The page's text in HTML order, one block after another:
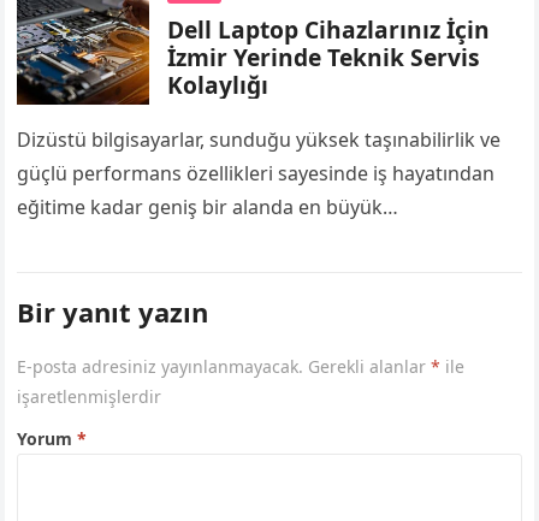
Dell Laptop Cihazlarınız İçin
İzmir Yerinde Teknik Servis
Kolaylığı
Dizüstü bilgisayarlar, sunduğu yüksek taşınabilirlik ve
güçlü performans özellikleri sayesinde iş hayatından
eğitime kadar geniş bir alanda en büyük
Bir yanıt yazın
E-posta adresiniz yayınlanmayacak. Gerekli alanlar* ile
işaretlenmişlerdir
Yorum*